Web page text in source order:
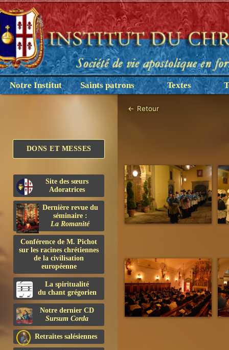
Notre Institut Saints patrons Textes
DONS ET MESSES
Site des sœurs
Adoratrices
Dernière revue du
séminaire :
La Romanité
Conférence de M. Pichot
sur les racines chrétiennes
de la civilisation
européenne
La spiritualité
du chant grégorien
Notre dernier CD
Sursum Corda
Retraites salésiennes
← Retour